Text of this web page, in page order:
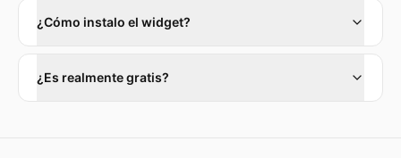
¿Cómo instalo el widget?
¿Es realmente gratis?